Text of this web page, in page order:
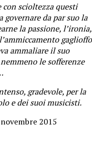
con scioltezza questi
governare da par suo la
la passione, l’ironia,
ammaliare il suo
le sofferenze
gradevole, per la
e dei suoi musicisti.
2015